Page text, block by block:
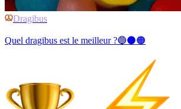
Dragibus
Quel dragibus est le meilleur ?🔵⚫🟠